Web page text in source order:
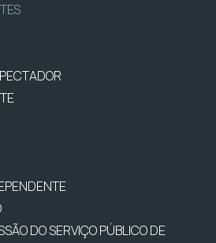
DO SERVIÇO PÚBLICO DE